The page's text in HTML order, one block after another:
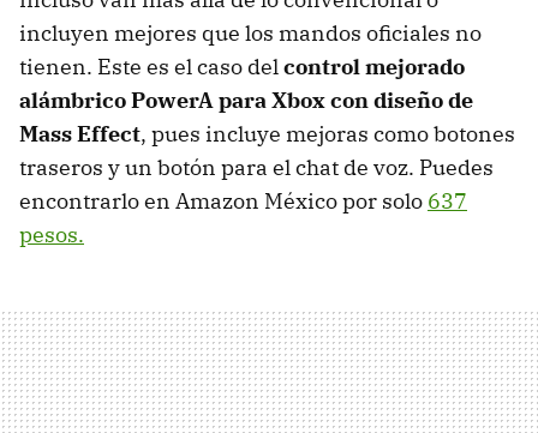
incluyen mejores que los mandos oficiales no
tienen. Este es el caso delcontrol mejorado
alámbrico PowerA para Xbox con diseño de
Mass Effect, pues incluye mejoras como botones
traseros y un botón para el chat de voz. Puedes
encontrarlo en Amazon México por solo 637
pesos.